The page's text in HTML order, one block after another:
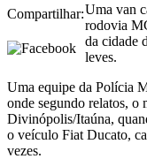
Compartilhar:Uma van
rodovia
da cidade
leves.
Uma equipe da Polícia
onde segundo relatos, o
Divinópolis/Itaúna,
o veículo Fiat Ducato,
vezes.